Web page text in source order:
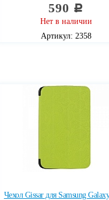
590 c
Нет в наличии
Артикул: 2358
Чехол Gissar для Samsung